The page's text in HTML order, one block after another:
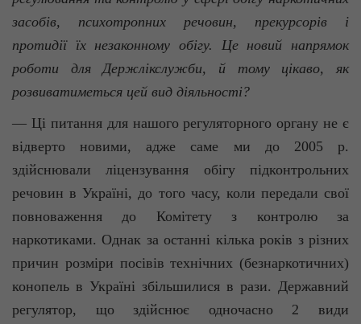
засобів, психотропних речовин, прекурсорів і
протидії їх незаконному обігу. Це новий напрямок
роботи для Держлікслужби, й тому цікаво, як
розвиватиметься цей вид діяльності?
— Ці питання для нашого регуляторного органу не є
відверто новими, адже саме ми до 2005 р.
здійснювали ліцензування обігу підконтрольних
речовин в Україні, до того часу, коли передали свої
повноваження до Комітету з контролю за
наркотиками. Однак за останні кілька років з різних
причин розміри посівів технічних (безнаркотичних)
конопель в Україні збільшилися в рази. Державний
регулятор, що здійснює одночасно 2 види